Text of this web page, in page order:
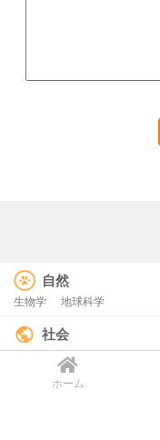
ホーム
自然
生物学 地球科学
社会
教育・子ども
社会問題・社会哲学